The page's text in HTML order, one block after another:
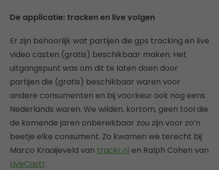
De applicatie: tracken en live volgen
Er zijn behoorlijk wat partijen die gps tracking en live
video casten (gratis) beschikbaar maken. Het
uitgangspunt was om dit te laten doen door
partijen die (gratis) beschikbaar waren voor
andere consumenten en bij voorkeur ook nog eens
Nederlands waren. We wilden, kortom, geen tool die
de komende jaren onbereikbaar zou zijn voor zo’n
beetje elke consument. Zo kwamen we terecht bij
Marco Kraaijeveld van trackr.nl en Ralph Cohen van
LiveCastr.